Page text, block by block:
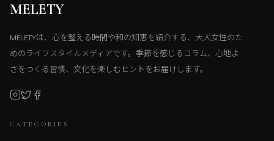
MELETY
MELETYは、心を整える時間や和の知恵を紹介する、大人女性のた
めのライフスタイルメディアです。季節を感じるコラム、心地よ
さをつくる習慣、文化を楽しむヒントをお届けします。
CATEGORIES